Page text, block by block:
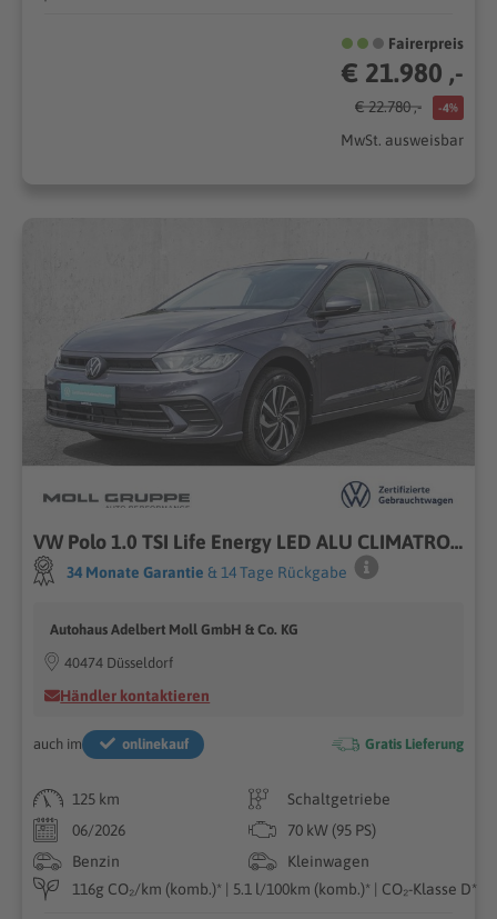
Fairerpreis
€ 21.980 ,-
€ 22.780 ,- -4%
MwSt. ausweisbar
VW Polo 1.0 TSI Life Energy LED ALU CLIMATRONIC
34 Monate Garantie & 14 Tage Rückgabe
Autohaus Adelbert Moll GmbH & Co. KG
40474 Düsseldorf
Händler kontaktieren
auch im onlinekauf Gratis Lieferung
125 km
Schaltgetriebe
06/2026
70 kW (95 PS)
Benzin
Kleinwagen
116g CO₂/km (komb.)* | 5.1 l/100km (komb.)* | CO₂-Klasse D*